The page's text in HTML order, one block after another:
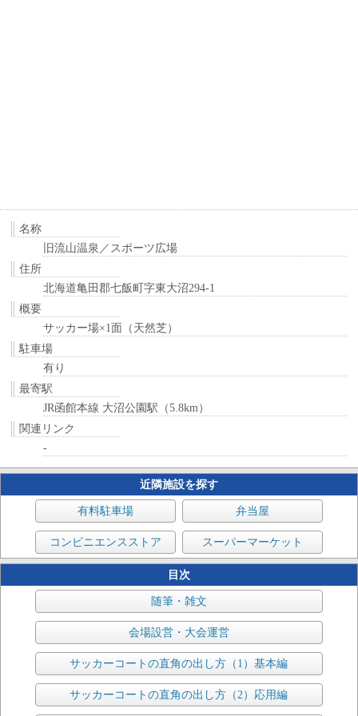
名称
旧流山温泉／スポーツ広場
住所
北海道亀田郡七飯町字東大沼294-1
概要
サッカー場×1面（天然芝）
駐車場
有り
最寄駅
JR函館本線 大沼公園駅（5.8km）
関連リンク
-
近隣施設を探す
有料駐車場 弁当屋
コンビニエンスストア スーパーマーケット
目次
随筆・雑文
会場設営・大会運営
サッカーコートの直角の出し方（1）基本編
サッカーコートの直角の出し方（2）応用編